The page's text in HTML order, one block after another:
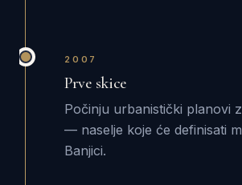
2007
Prve skice
Počinju urbanistički planovi
— naselje koje će definisati
Banjici.